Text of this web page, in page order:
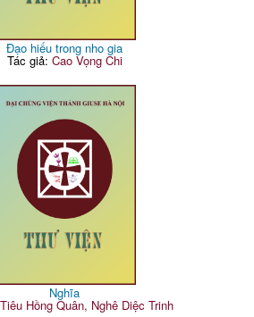
Đạo hiếu trong nho gia
Tác giả: Cao Vọng Chi
Nghĩa
Tiêu Hồng Quân, Nghê Diệc Trinh